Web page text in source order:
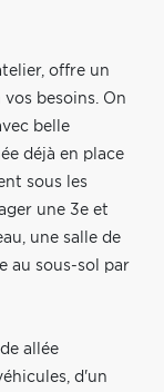
offre un
besoins. On
belle
déjà en place
sous les
une 3e et
une salle de
au sous-sol par
allée
d'un